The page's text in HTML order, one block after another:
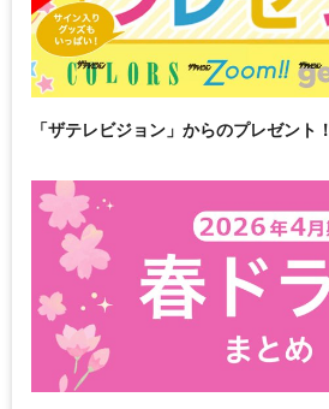
「ザテレビジョン」からのプレゼント！